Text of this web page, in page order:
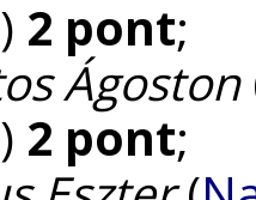
) 2 pont;
Ágoston
) 2 pont;